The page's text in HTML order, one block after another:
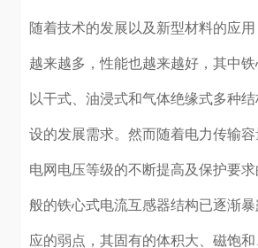
随着技术的发展以及新型材料的应
越来越多，性能也越来越好，其中
以干式、油浸式和气体绝缘式多种
设的发展需求。然而随着电力传输容
电网电压等级的不断提高及保护要
般的铁心式电流互感器结构已逐渐
应的弱点，其固有的体积大、磁饱